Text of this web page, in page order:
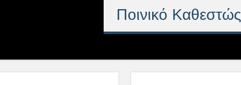
Ποινικό Καθεστώς